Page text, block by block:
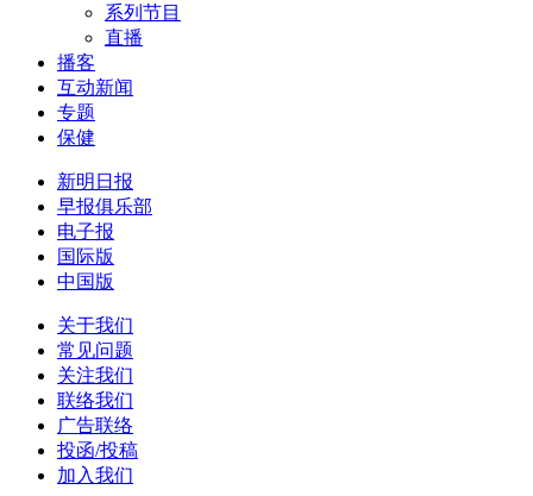
系列节目
直播
播客
互动新闻
专题
保健
新明日报
早报俱乐部
电子报
国际版
中国版
关于我们
常见问题
关注我们
联络我们
广告联络
投函/投稿
加入我们